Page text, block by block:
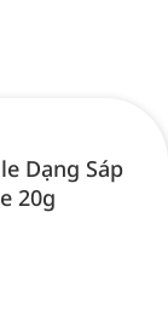
Dạng Sáp
20g